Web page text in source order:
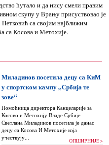
ћутало и да нису смели правим
скупу у Врању присуствовао је
са својим најближим
са Косова и Метохије.
Миладинов посетила децу са КиМ
у спортском кампу „Србија те
зове“
Помоћница директора Канцеларије за
Косово и Метохију Владе Србије
Светлана Миладинов посетила је данас
децу са Косова И Метохије која
учествују...
ОПШИРНИЈЕ >